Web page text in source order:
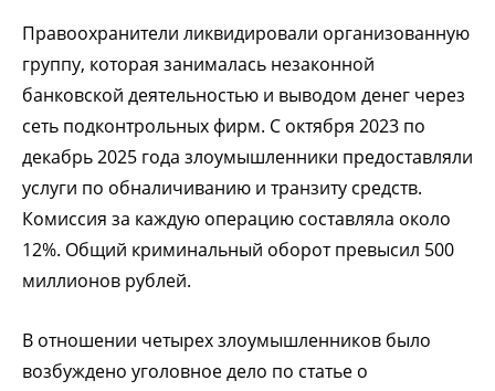
Правоохранители ликвидировали организованную
группу, которая занималась незаконной
банковской деятельностью и выводом денег через
сеть подконтрольных фирм. С октября 2023 по
декабрь 2025 года злоумышленники предоставляли
услуги по обналичиванию и транзиту средств.
Комиссия за каждую операцию составляла около
12%. Общий криминальный оборот превысил 500
миллионов рублей.
В отношении четырех злоумышленников было
возбуждено уголовное дело по статье о